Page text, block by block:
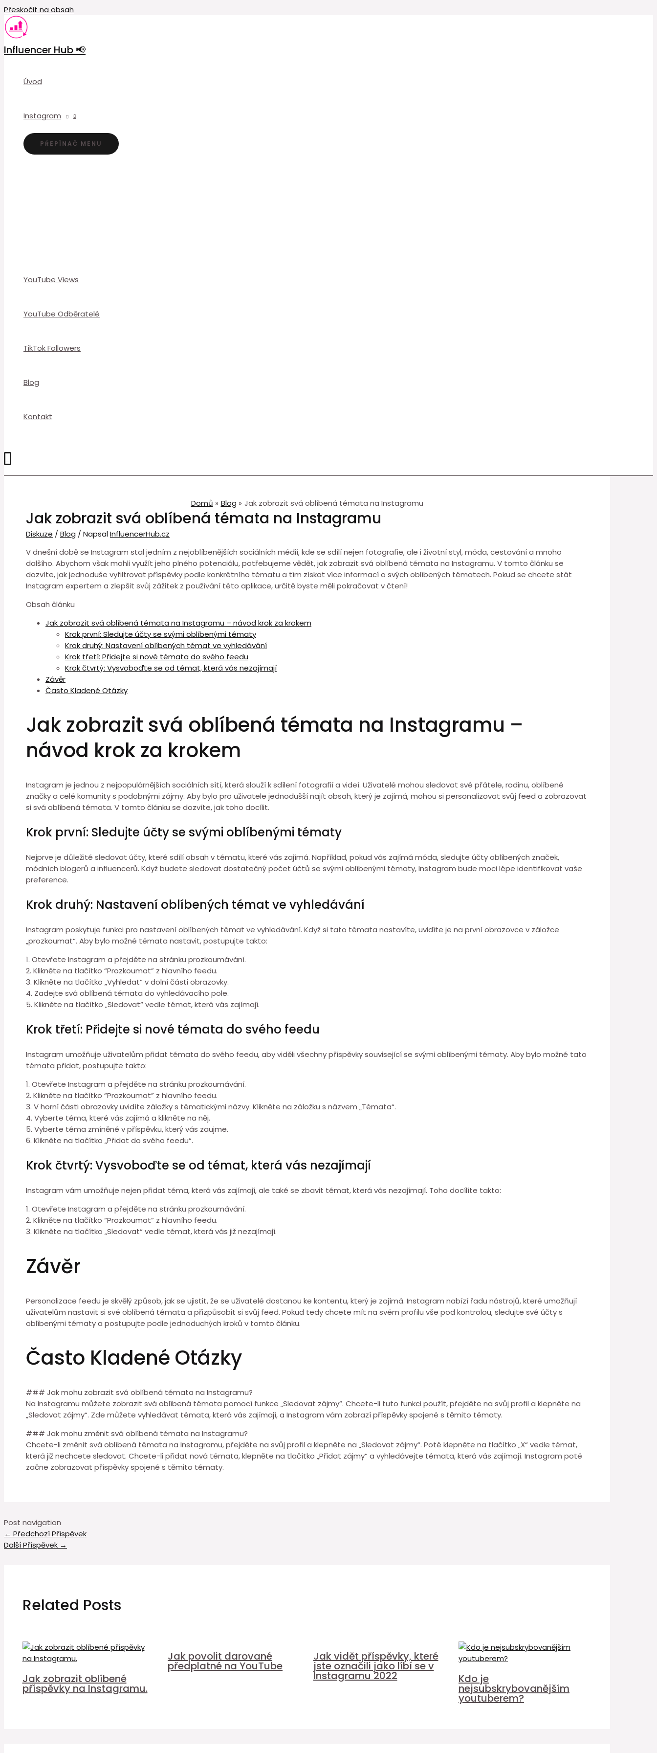
Přeskočit na obsah
Influencer Hub 📢
Úvod
Instagram
PŘEPÍNAČ MENU
YouTube Views
YouTube Odběratelé
TikTok Followers
Blog
Kontakt
Domů Blog Jak zobrazit svá oblíbená témata na Instagramu
Jak zobrazit svá oblíbená témata na Instagramu
Diskuze / Blog / NapsalInfluencerHub.cz
V dnešní době se Instagram stal jedním z nejoblíbenějších sociálních médií, kde se sdílí nejen fotografie, ale i životní styl, móda, cestování a mnoho
dalšího. Abychom však mohli využít jeho plného potenciálu, potřebujeme vědět, jak zobrazit svá oblíbená témata na Instagramu. V tomto článku se
dozvíte, jak jednoduše vyfiltrovat příspěvky podle konkrétního tématu a tím získat více informací o svých oblíbených tématech. Pokud se chcete stát
Instagram expertem a zlepšit svůj zážitek z používání této aplikace, určitě byste měli pokračovat v čtení!
Obsah článku
Jak zobrazit svá oblíbená témata na Instagramu – návod krok za krokem
Krok první: Sledujte účty se svými oblíbenými tématy
Krok druhý: Nastavení oblíbených témat ve vyhledávání
Krok třetí: Přidejte si nové témata do svého feedu
Krok čtvrtý: Vysvoboďte se od témat, která vás nezajímají
Závěr
Často Kladené Otázky
Jak zobrazit svá oblíbená témata na Instagramu –
návod krok za krokem
Instagram je jednou z nejpopulárnějších sociálních sítí, která slouží k sdílení fotografií a videí. Uživatelé mohou sledovat své přátele, rodinu, oblíbené
značky a celé komunity s podobnými zájmy. Aby bylo pro uživatele jednodušší najít obsah, který je zajímá, mohou si personalizovat svůj feed a zobrazovat
si svá oblíbená témata. V tomto článku se dozvíte, jak toho docílit.
Krok první: Sledujte účty se svými oblíbenými tématy
Nejprve je důležité sledovat účty, které sdílí obsah v tématu, které vás zajímá. Například, pokud vás zajímá móda, sledujte účty oblíbených značek,
módních blogerů a influencerů. Když budete sledovat dostatečný počet účtů se svými oblíbenými tématy, Instagram bude moci lépe identifikovat vaše
preference.
Krok druhý: Nastavení oblíbených témat ve vyhledávání
Instagram poskytuje funkci pro nastavení oblíbených témat ve vyhledávání. Když si tato témata nastavíte, uvidíte je na první obrazovce v záložce
„prozkoumat“. Aby bylo možné témata nastavit, postupujte takto:
1. Otevřete Instagram a přejděte na stránku prozkoumávání.
2. Klikněte na tlačítko “Prozkoumat” z hlavního feedu.
3. Klikněte na tlačítko „Vyhledat“ v dolní části obrazovky.
4. Zadejte svá oblíbená témata do vyhledávacího pole.
5. Klikněte na tlačítko „Sledovat“ vedle témat, která vás zajímají.
Krok třetí: Přidejte si nové témata do svého feedu
Instagram umožňuje uživatelům přidat témata do svého feedu, aby viděli všechny příspěvky související se svými oblíbenými tématy. Aby bylo možné tato
témata přidat, postupujte takto:
1. Otevřete Instagram a přejděte na stránku prozkoumávání.
2. Klikněte na tlačítko “Prozkoumat” z hlavního feedu.
3. V horní části obrazovky uvidíte záložky s tématickými názvy. Klikněte na záložku s názvem „Témata“.
4. Vyberte téma, které vás zajímá a klikněte na něj.
5. Vyberte téma zmíněné v příspěvku, který vás zaujme.
6. Klikněte na tlačítko „Přidat do svého feedu“.
Krok čtvrtý: Vysvoboďte se od témat, která vás nezajímají
Instagram vám umožňuje nejen přidat téma, která vás zajímají, ale také se zbavit témat, která vás nezajímají. Toho docílíte takto:
1. Otevřete Instagram a přejděte na stránku prozkoumávání.
2. Klikněte na tlačítko “Prozkoumat” z hlavního feedu.
3. Klikněte na tlačítko „Sledovat“ vedle témat, která vás již nezajímají.
Závěr
Personalizace feedu je skvělý způsob, jak se ujistit, že se uživatelé dostanou ke kontentu, který je zajímá. Instagram nabízí řadu nástrojů, které umožňují
uživatelům nastavit si své oblíbená témata a přizpůsobit si svůj feed. Pokud tedy chcete mít na svém profilu vše pod kontrolou, sledujte své účty s
oblíbenými tématy a postupujte podle jednoduchých kroků v tomto článku.
Často Kladené Otázky
### Jak mohu zobrazit svá oblíbená témata na Instagramu?
Na Instagramu můžete zobrazit svá oblíbená témata pomocí funkce „Sledovat zájmy“. Chcete-li tuto funkci použít, přejděte na svůj profil a klepněte na
„Sledovat zájmy“. Zde můžete vyhledávat témata, která vás zajímají, a Instagram vám zobrazí příspěvky spojené s těmito tématy.
### Jak mohu změnit svá oblíbená témata na Instagramu?
Chcete-li změnit svá oblíbená témata na Instagramu, přejděte na svůj profil a klepněte na „Sledovat zájmy“. Poté klepněte na tlačítko „X“ vedle témat,
která již nechcete sledovat. Chcete-li přidat nová témata, klepněte na tlačítko „Přidat zájmy“ a vyhledávejte témata, která vás zajímají. Instagram poté
začne zobrazovat příspěvky spojené s těmito tématy.
Post navigation
← Předchozí Příspěvek
Další Příspěvek →
Related Posts
Jak zobrazit oblíbené
příspěvky na Instagramu.
Jak povolit darované
předplatné na YouTube
Jak vidět příspěvky, které
jste označili jako líbí se v
Instagramu 2022 Kdo je
nejsubskrybovanějším
youtuberem?